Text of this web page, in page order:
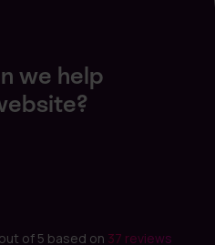
we help
of 5 based on 37 reviews